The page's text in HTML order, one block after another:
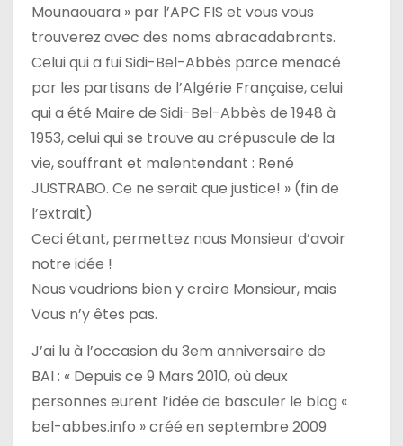
Mounaouara » par l’APC FIS et vous vous
trouverez avec des noms abracadabrants.
Celui qui a fui Sidi-Bel-Abbès parce menacé
par les partisans de l’Algérie Française, celui
qui a été Maire de Sidi-Bel-Abbès de 1948 à
1953, celui qui se trouve au crépuscule de la
vie, souffrant et malentendant : René
JUSTRABO. Ce ne serait que justice! » (fin de
l’extrait)
Ceci étant, permettez nous Monsieur d’avoir
notre idée !
Nous voudrions bien y croire Monsieur, mais
Vous n’y êtes pas.
J’ai lu à l’occasion du 3em anniversaire de
BAI : « Depuis ce 9 Mars 2010, où deux
personnes eurent l’idée de basculer le blog «
bel-abbes.info » créé en septembre 2009